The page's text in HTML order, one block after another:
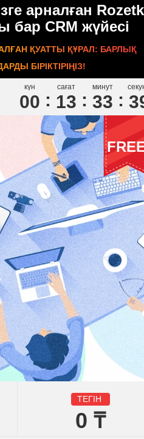
арналған
бар CRM жүйесі
ҚУАТТЫ ҚҰРАЛ: БАРЛЫҚ
БІРІКТІРІҢІЗ!
күн
00
сағат
13
минут
33 3
ТЕГІН
0 ₸